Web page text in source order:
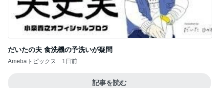
だいたの夫 食洗機の予洗いが疑問
Amebaトピックス 1日前
記事を読む